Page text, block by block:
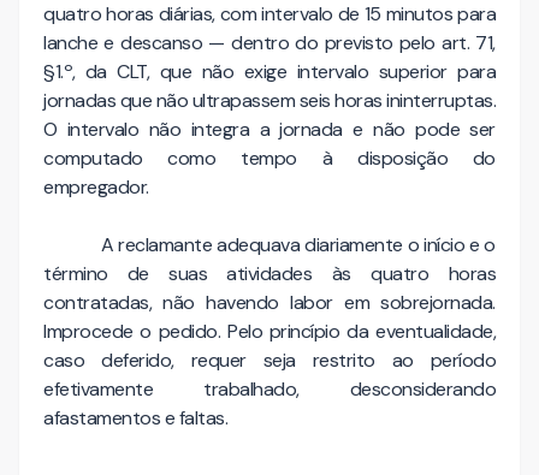
quatro horas diárias, com intervalo de 15 minutos para
lanche e descanso — dentro do previsto pelo art. 71,
§1.º, da CLT, que não exige intervalo superior para
jornadas que não ultrapassem seis horas ininterruptas.
O intervalo não integra a jornada e não pode ser
computado como tempo à disposição do
empregador.
A reclamante adequava diariamente o início e o
término de suas atividades às quatro horas
contratadas, não havendo labor em sobrejornada.
Improcede o pedido. Pelo princípio da eventualidade,
caso deferido, requer seja restrito ao período
efetivamente trabalhado, desconsiderando
afastamentos e faltas.